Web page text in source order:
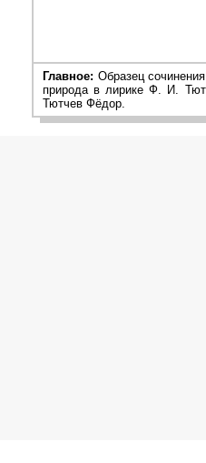
Главное: Образец
природа в лирике Ф. И.
Тютчев Фёдор.